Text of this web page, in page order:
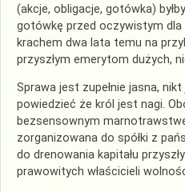
(akcje, obligacje, gotówka)
gotówkę przed oczywistym dla
krachem dwa lata temu na
przyszłym emerytom dużych,
Sprawa jest zupełnie jasna,
powiedzieć że król jest nagi.
bezsensownym
zorganizowana do spółki z
do drenowania kapitału
prawowitych właścicieli